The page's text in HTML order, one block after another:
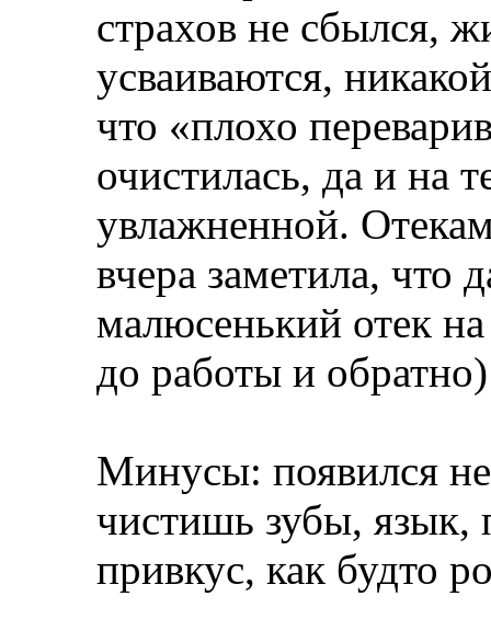
страхов не сбылся,
усваиваются,
что «плохо
очистилась, да и на
увлажненной.
вчера заметила, что
малюсенький отек
до работы и обратно)
Минусы: появился
чистишь зубы,
привкус, как будто